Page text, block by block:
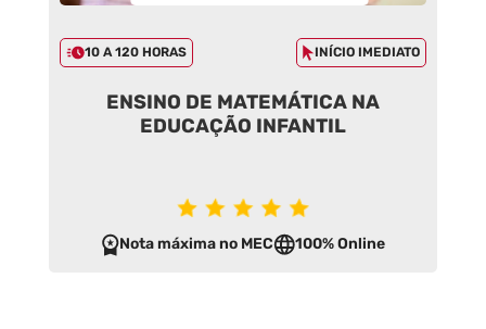
10 A 120 HORAS INÍCIO IMEDIATO
ENSINO DE MATEMÁTICA NA
EDUCAÇÃO INFANTIL
Nota máxima no MEC 100% Online